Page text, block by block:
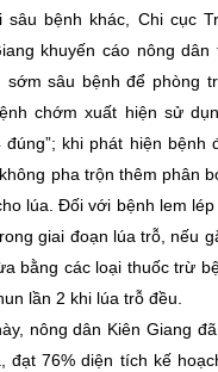
bệnh khác, Chi cục
khuyến cáo nông dân
sớm sâu bệnh để phòng
chớm xuất hiện sử
đúng”; khi phát hiện bệnh
pha trộn thêm phân
lúa. Đối với bệnh lem
giai đoạn lúa trỗ, nếu
bằng các loại thuốc trừ
lần 2 khi lúa trỗ đều.
nông dân Kiên Giang
đạt 76% diện tích kế